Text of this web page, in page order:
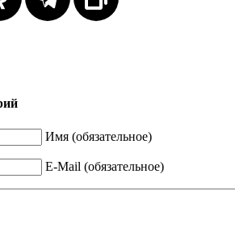
Имя (обязательное)
E-Mail (обязательное)